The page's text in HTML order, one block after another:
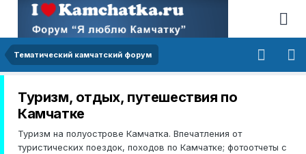
Тематический камчатский форум
Туризм, отдых, путешествия по
Камчатке
Туризм на полуострове Камчатка. Впечатления от
туристических поездок, походов по Камчатке; фотоотчеты с